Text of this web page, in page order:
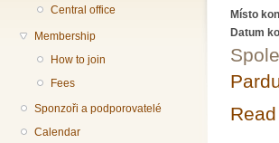
Central office
Membership
How to join
Fees
Sponzoři a podporovatelé
Calendar
Místo
Datum